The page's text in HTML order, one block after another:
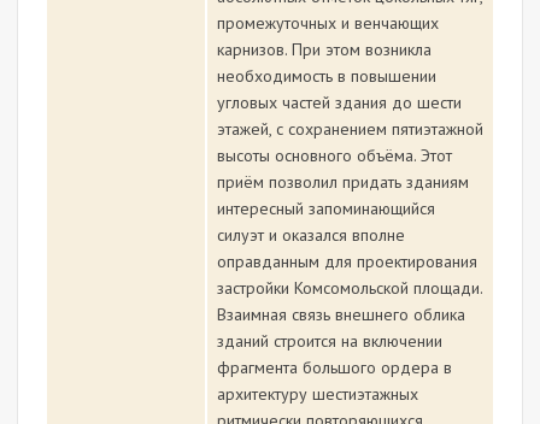
промежуточных и венчающих
карнизов. При этом возникла
необходимость в повышении
угловых частей здания до шести
этажей, с сохранением пятиэтажной
высоты основного объёма. Этот
приём позволил придать зданиям
интересный запоминающийся
силуэт и оказался вполне
оправданным для проектирования
застройки Комсомольской площади.
Взаимная связь внешнего облика
зданий строится на включении
фрагмента большого ордера в
архитектуру шестиэтажных